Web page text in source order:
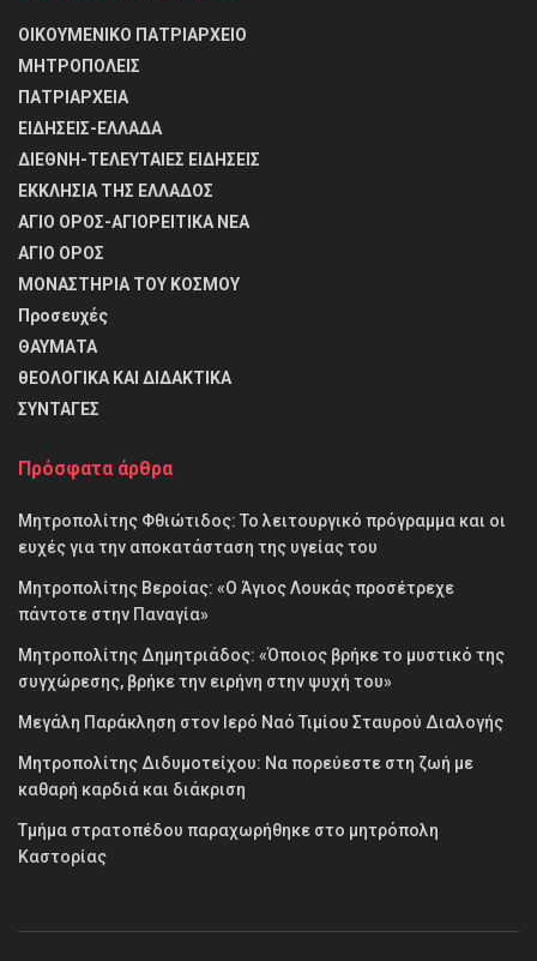
ΟΙΚΟΥΜΕΝΙΚΟ ΠΑΤΡΙΑΡΧΕΙΟ
ΜΗΤΡΟΠΟΛΕΙΣ
ΠΑΤΡΙΑΡΧΕΙΑ
ΕΙΔΗΣΕΙΣ-ΕΛΛΑΔΑ
ΔΙΕΘΝΗ-ΤΕΛΕΥΤΑΙΕΣ ΕΙΔΗΣΕΙΣ
ΕΚΚΛΗΣΙΑ ΤΗΣ ΕΛΛΑΔΟΣ
ΑΓΙΟ ΟΡΟΣ-ΑΓΙΟΡΕΙΤΙΚΑ ΝΕΑ
ΑΓΙΟ ΟΡΟΣ
ΜΟΝΑΣΤΗΡΙΑ ΤΟΥ ΚΟΣΜΟΥ
Προσευχές
ΘΑΥΜΑΤΑ
θΕΟΛΟΓΙΚΑ ΚΑΙ ΔΙΔΑΚΤΙΚΑ
ΣΥΝΤΑΓΕΣ
Πρόσφατα άρθρα
Μητροπολίτης Φθιώτιδος: Το λειτουργικό πρόγραμμα και οι
ευχές για την αποκατάσταση της υγείας του
Μητροπολίτης Βεροίας: «Ο Άγιος Λουκάς προσέτρεχε
πάντοτε στην Παναγία»
Μητροπολίτης Δημητριάδος: «Όποιος βρήκε το μυστικό της
συγχώρεσης, βρήκε την ειρήνη στην ψυχή του»
Μεγάλη Παράκληση στον Ιερό Ναό Τιμίου Σταυρού Διαλογής
Μητροπολίτης Διδυμοτείχου: Να πορεύεστε στη ζωή με
καθαρή καρδιά και διάκριση
Τμήμα στρατοπέδου παραχωρήθηκε στο μητρόπολη
Καστορίας